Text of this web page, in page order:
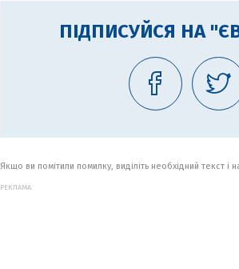
ПІДПИСУЙСЯ НА
Якщо ви помітили помилку, виділіть необхідний текст
РЕКЛАМА: